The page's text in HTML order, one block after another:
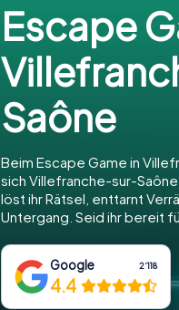
Escape
Saône
Beim Escape Game in
sich Villefranche-sur-
löst ihr Rätsel, enttarnt
Untergang. Seid ihr bereit
Google 2‘118
4.4